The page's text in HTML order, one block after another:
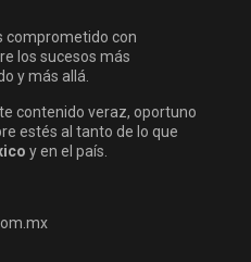
comprometido con
los sucesos más
y más allá.
contenido veraz, oportuno
estés al tanto de lo que
y en el país.